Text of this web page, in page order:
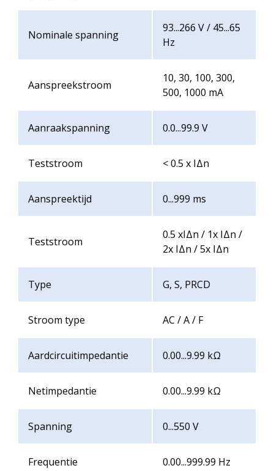
Nominale spanning
93...266 V / 45...65
Hz
Aanspreekstroom
10, 30, 100, 300,
500, 1000 mA
Aanraakspanning 0.0...99.9 V
Teststroom < 0.5 x IΔn
Aanspreektijd 0...999 ms
Teststroom
0.5 xIΔn / 1x IΔn /
2x IΔn / 5x IΔn
Type G, S, PRCD
Stroom type AC / A / F
Aardcircuitimpedantie 0.00...9.99 kΩ
Netimpedantie 0.00...9.99 kΩ
Spanning 0...550 V
Frequentie 0.00...999.99 Hz